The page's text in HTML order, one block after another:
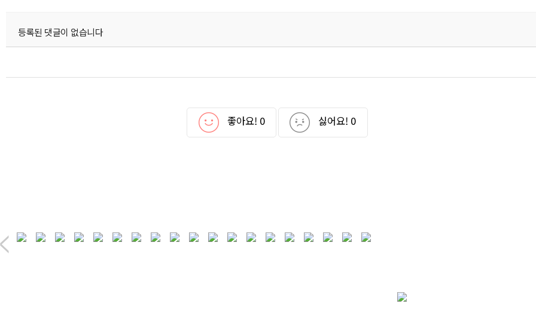
등록된 댓글이 없습니다
좋아요! 0 싫어요! 0